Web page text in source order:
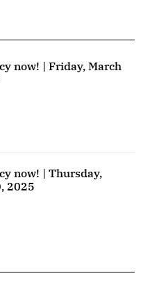
now! | Friday, March
now! | Thursday,
2025